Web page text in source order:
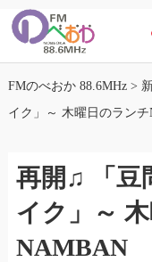
FMのべおか 88.6MHz>
イク」～ 木曜日のラン
再開♫ 「豆
イク」～
NAMBAN